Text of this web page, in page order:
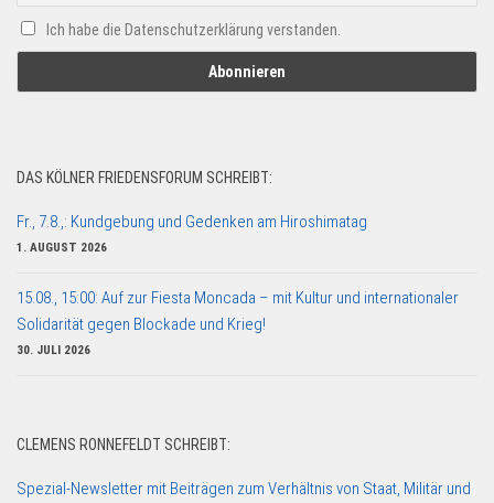
Ich habe die Datenschutzerklärung verstanden.
DAS KÖLNER FRIEDENSFORUM SCHREIBT:
Fr., 7.8.,: Kundgebung und Gedenken am Hiroshimatag
1. AUGUST 2026
15.08., 15:00: Auf zur Fiesta Moncada – mit Kultur und internationaler
Solidarität gegen Blockade und Krieg!
30. JULI 2026
CLEMENS RONNEFELDT SCHREIBT:
Spezial-Newsletter mit Beiträgen zum Verhältnis von Staat, Militär und